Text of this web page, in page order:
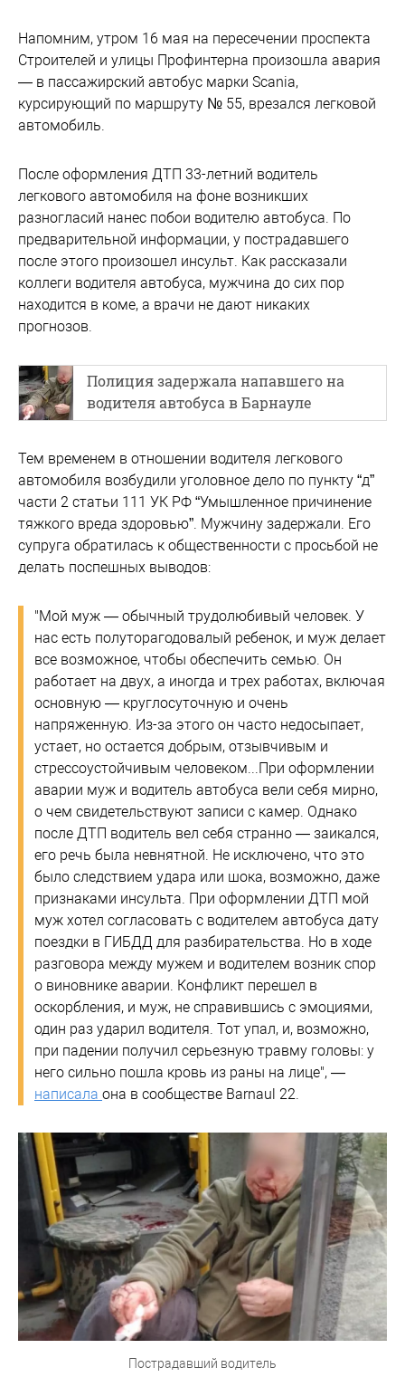
Напомним, утром 16 мая на пересечении проспекта
Строителей и улицы Профинтерна произошла авария
— в пассажирский автобус марки Scania,
курсирующий по маршруту № 55, врезался легковой
автомобиль.
После оформления ДТП 33-летний водитель
легкового автомобиля на фоне возникших
разногласий нанес побои водителю автобуса. По
предварительной информации, у пострадавшего
после этого произошел инсульт. Как рассказали
коллеги водителя автобуса, мужчина до сих пор
находится в коме, а врачи не дают никаких
прогнозов.
Полиция задержала напавшего на
водителя автобуса в Барнауле
Тем временем в отношении водителя легкового
автомобиля возбудили уголовное дело по пункту “д”
части 2 статьи 111 УК РФ “Умышленное причинение
тяжкого вреда здоровью”. Мужчину задержали. Его
супруга обратилась к общественности с просьбой не
делать поспешных выводов:
"Мой муж — обычный трудолюбивый человек. У
нас есть полуторагодовалый ребенок, и муж делает
все возможное, чтобы обеспечить семью. Он
работает на двух, а иногда и трех работах, включая
основную — круглосуточную и очень
напряженную. Из-за этого он часто недосыпает,
устает, но остается добрым, отзывчивым и
стрессоустойчивым человеком...При оформлении
аварии муж и водитель автобуса вели себя мирно,
о чем свидетельствуют записи с камер. Однако
после ДТП водитель вел себя странно — заикался,
его речь была невнятной. Не исключено, что это
было следствием удара или шока, возможно, даже
признаками инсульта. При оформлении ДТП мой
муж хотел согласовать с водителем автобуса дату
поездки в ГИБДД для разбирательства. Но в ходе
разговора между мужем и водителем возник спор
о виновнике аварии. Конфликт перешел в
оскорбления, и муж, не справившись с эмоциями,
один раз ударил водителя. Тот упал, и, возможно,
при падении получил серьезную травму головы: у
него сильно пошла кровь из раны на лице", —
написала она в сообществе Barnaul 22.
Пострадавший водитель